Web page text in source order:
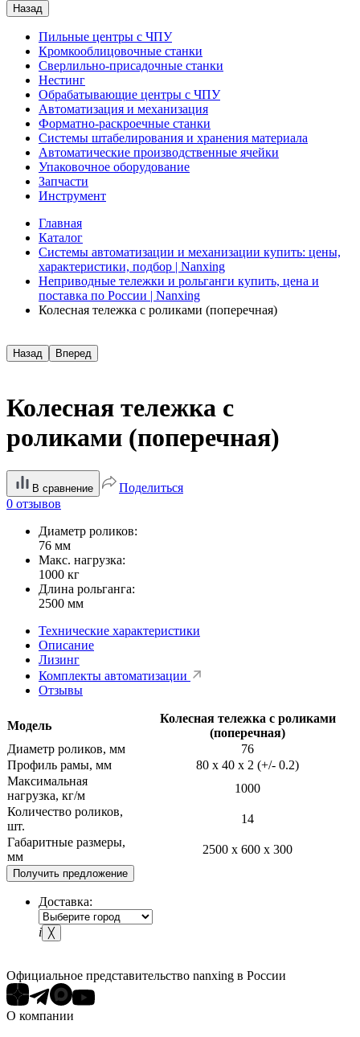
Назад
Пильные центры с ЧПУ
Кромкооблицовочные станки
Сверлильно-присадочные станки
Нестинг
Обрабатывающие центры с ЧПУ
Автоматизация и механизация
Форматно-раскроечные станки
Системы штабелирования и хранения материала
Автоматические производственные ячейки
Упаковочное оборудование
Запчасти
Инструмент
Главная
Каталог
Системы автоматизации и механизации купить: цены,
характеристики, подбор | Nanxing
Неприводные тележки и рольганги купить, цена и
поставка по России | Nanxing
Колесная тележка с роликами (поперечная)
Назад Вперед
Колесная тележка с
роликами (поперечная)
В сравнение
Поделиться
0 отзывов
Диаметр роликов:
76 мм
Макс. нагрузка:
1000 кг
Длина рольганга:
2500 мм
Технические характеристики
Описание
Лизинг
Комплекты автоматизации
Отзывы
Модель
Колесная тележка с роликами
(поперечная)
Диаметр роликов, мм
76
Профиль рамы, мм
80 х 40 х 2 (+/- 0.2)
Максимальная
нагрузка, кг/м
1000
Количество роликов,
шт.
14
Габаритные размеры,
мм
2500 x 600 x 300
Получить предложение
Доставка:
i ╳
Официальное представительство nanxing в России
О компании